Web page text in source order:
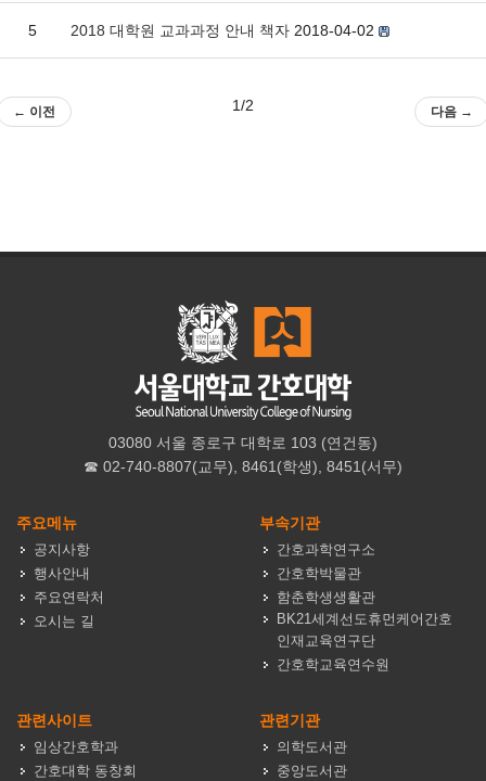
5 2018 대학원 교과과정 안내 책자 2018-04-02
← 이전 1/2 다음 →
03080 서울 종로구 대학로 103 (연건동)
☎ 02-740-8807(교무), 8461(학생), 8451(서무)
주요메뉴
공지사항
행사안내
주요연락처
오시는 길
부속기관
간호과학연구소
간호학박물관
함춘학생생활관
BK21세계선도휴먼케어간호
인재교육연구단
간호학교육연수원
관련사이트
임상간호학과
간호대학 동창회
관련기관
의학도서관
중앙도서관